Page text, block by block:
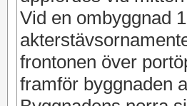
Vid en ombyggnad
frontonen över
framför byggnaden